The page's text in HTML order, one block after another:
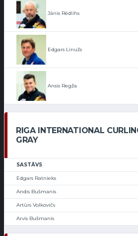
Jānis Rēdlihs
Edgars Linužs
Ansis Regža
RIGA INTERNATIONAL
GRAY
SASTĀVS
Edgars Ratnieks
Andis Bušmanis
Artūrs Volkovičs
Arvis Bušmanis